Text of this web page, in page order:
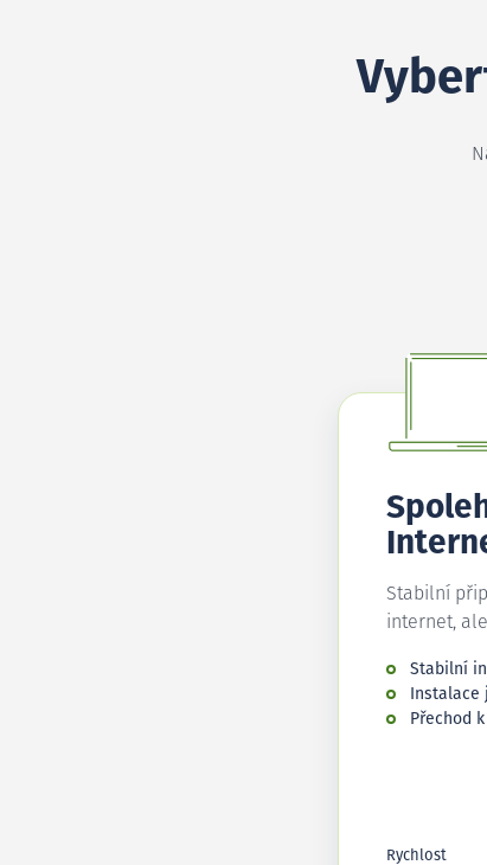
Stabilní
internet,
Stabilní
Instalace
Přechod
Rychlost